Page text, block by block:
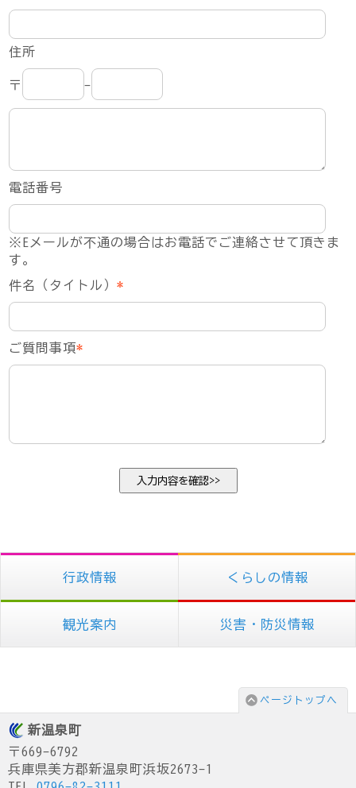
住所
〒 -
電話番号
※Eメールが不通の場合はお電話でご連絡させて頂きま
す。
件名（タイトル）*
ご質問事項*
行政情報 くらしの情報
観光案内 災害・防災情報
ページトップへ
新温泉町
〒669-6792
兵庫県美方郡新温泉町浜坂2673-1